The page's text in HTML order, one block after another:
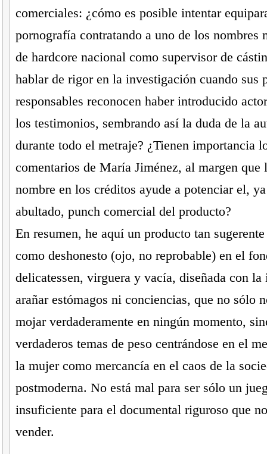
comerciales: ¿cómo es posible intentar
pornografía contratando a uno de los nombres
de hardcore nacional como supervisor de
hablar de rigor en la investigación cuando sus
responsables reconocen haber introducido
los testimonios, sembrando así la duda de la
durante todo el metraje? ¿Tienen importancia
comentarios de María Jiménez, al margen que
nombre en los créditos ayude a potenciar el,
abultado, punch comercial del producto?
En resumen, he aquí un producto tan
como deshonesto (ojo, no reprobable) en el
delicatessen, virguera y vacía, diseñada con la
arañar estómagos ni conciencias, que no sólo
mojar verdaderamente en ningún momento,
verdaderos temas de peso centrándose en el
la mujer como mercancía en el caos de la
postmoderna. No está mal para ser sólo un
insuficiente para el documental riguroso que
vender.